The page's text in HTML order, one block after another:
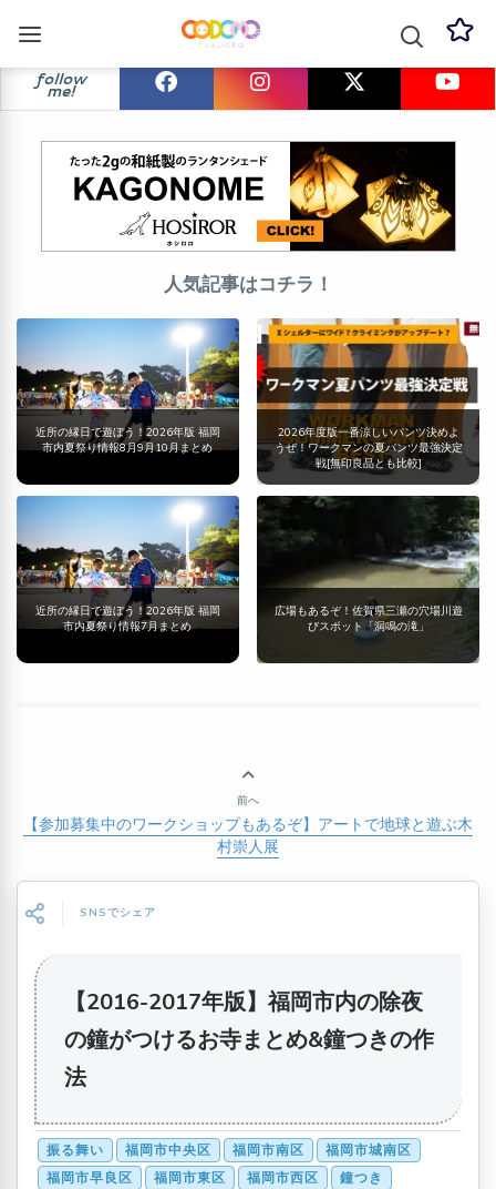
follow
me!
人気記事はコチラ！
近所の縁日で遊ぼう！2026年版 福岡
市内夏祭り情報8月9月10月まとめ
2026年度版一番涼しいパンツ決めよ
うぜ！ワークマンの夏パンツ最強決定
戦[無印良品とも比較]
近所の縁日で遊ぼう！2026年版 福岡
市内夏祭り情報7月まとめ
広場もあるぞ！佐賀県三瀬の穴場川遊
びスポット「洞鳴の滝」
前へ
【参加募集中のワークショップもあるぞ】アートで地球と遊ぶ木
村崇人展
SNSでシェア
【2016-2017年版】福岡市内の除夜
の鐘がつけるお寺まとめ&鐘つきの作
法
振る舞い 福岡市中央区 福岡市南区
福岡市城南区
福岡市早良区
福岡市東区 福岡市西区
鐘つき